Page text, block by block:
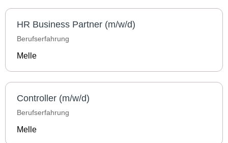
HR Business Partner (m/w/d)
Berufserfahrung
Melle
Controller (m/w/d)
Berufserfahrung
Melle